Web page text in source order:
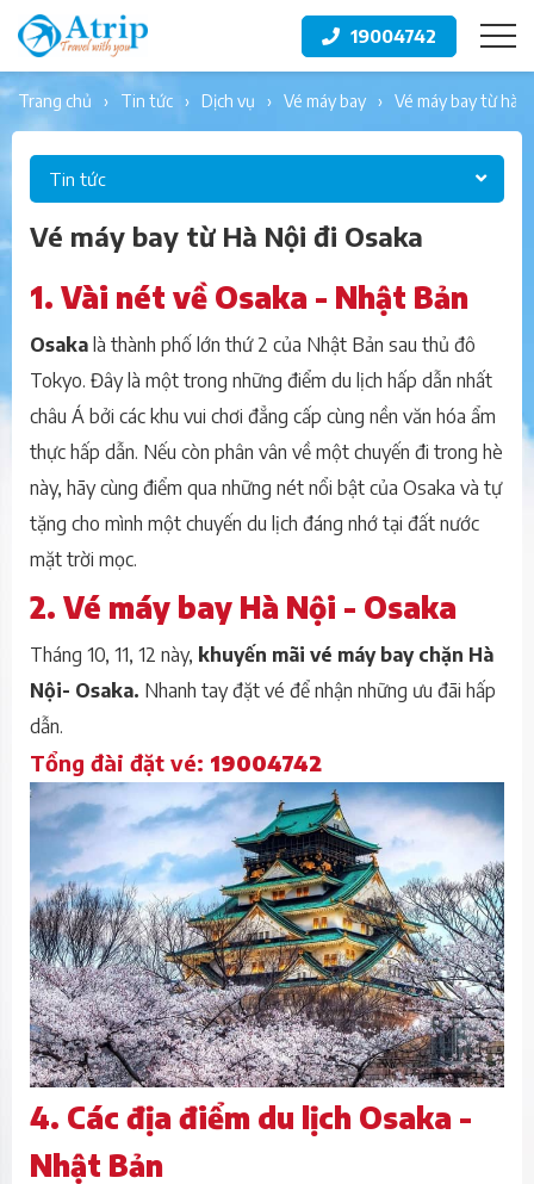
19004742
trang chủ tin tức dịch vụ vé máy bay vé máy bay từ hà
Tin tức
Vé máy bay từ Hà Nội đi Osaka
1. Vài nét về Osaka - Nhật Bản
Osaka là thành phố lớn thứ 2 của Nhật Bản sau thủ đô
Tokyo. Đây là một trong những điểm du lịch hấp dẫn nhất
châu Á bởi các khu vui chơi đẳng cấp cùng nền văn hóa ẩm
thực hấp dẫn. Nếu còn phân vân về một chuyến đi trong hè
này, hãy cùng điểm qua những nét nổi bật của Osaka và tự
tặng cho mình một chuyến du lịch đáng nhớ tại đất nước
mặt trời mọc.
2. Vé máy bay Hà Nội - Osaka
Tháng 10, 11, 12 này, khuyến mãi vé máy bay chặn Hà
Nội- Osaka. Nhanh tay đặt vé để nhận những ưu đãi hấp
dẫn.
Tổng đài đặt vé: 19004742
4. Các địa điểm du lịch Osaka -
Nhật Bản